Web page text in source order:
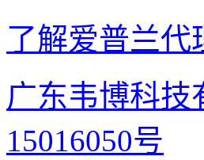
了解爱普兰代
广东韦博科技
15016050号